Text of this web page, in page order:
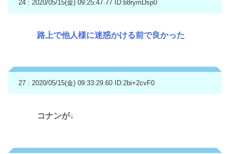
24 : 2020/05/15(金) 09:25:47.77 ID:b8rymDsp0
路上で他人様に迷惑かける前で良かった
27 : 2020/05/15(金) 09:33:29.60 ID:2bi+2cvF0
コナンが↓